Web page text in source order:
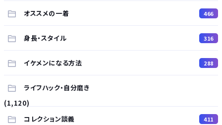
オススメの一着 466
身長・スタイル 316
イケメンになる方法 288
ライフハック・自分磨き
(1,120)
コレクション談義
411